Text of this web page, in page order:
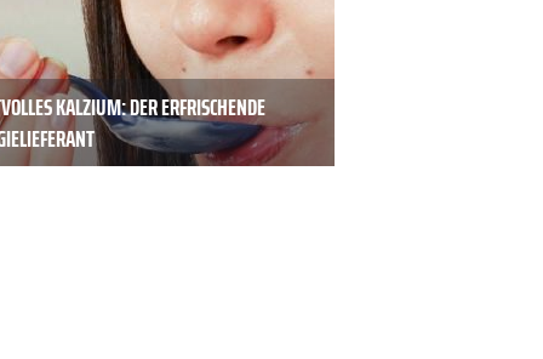
KALZIUM: DER ERFRISCHENDE